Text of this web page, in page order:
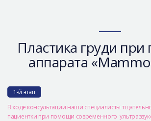
Пластика груди
аппарата
1-й этап
В ходе консультации наши специалисты
пациентки при помощи современного